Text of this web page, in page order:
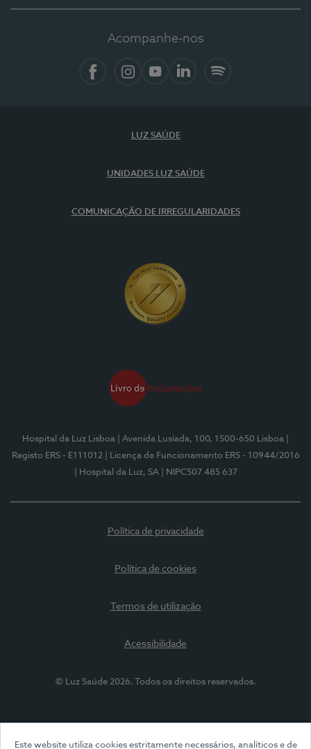
Este website utiliza cookies estritamente necessários, analíticos e de
Acompanhe-nos
LUZ SAÚDE
UNIDADES LUZ SAÚDE
COMUNICAÇÃO DE IRREGULARIDADES
Hospital da Luz Lisboa | Avenida Lusíada, 100, 1500-650 Lisboa
Registo ERS - E111012
| Licença de Funcionamento ERS - 10944/2016
| Hospital da Luz, SA
| NIPC507 485 637
Política de privacidade
Política de cookies
Termos de utilização
Acessibilidade
© Luz Saúde 2026. Todos os direitos reservados.